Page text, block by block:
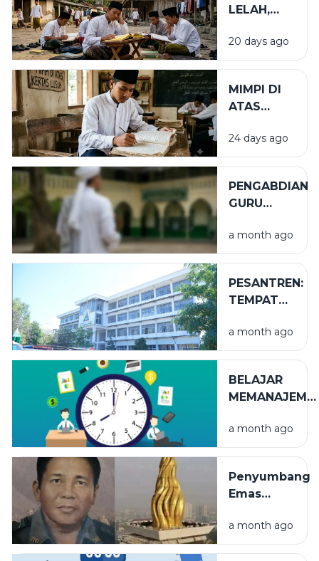
LELAH,
BARAKAH
20 days ago
MIMPI DI
ATAS
LUSUH
24 days ago
PENGABDIAN
GURU
a month ago
PESANTREN:
TEMPAT
YANG TAK
TERLIHAT
a month ago
BELAJAR
a month ago
Penyumbang
Emas
Puncak
Monumen
a month ago